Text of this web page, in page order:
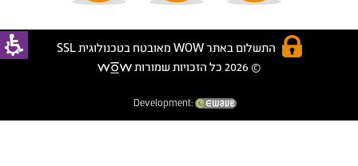
התשלום באתר WOW מאובטח בטכנולוגית SSL
© 2026 כל הזכויות שמורות
Development: